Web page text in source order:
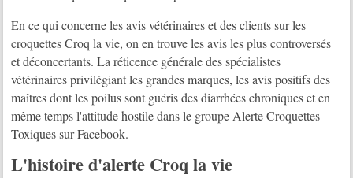
En ce qui concerne les avis vétérinaires et des clients sur les
croquettes Croq la vie, on en trouve les avis les plus controversés
et déconcertants. La réticence générale des spécialistes
vétérinaires privilégiant les grandes marques, les avis positifs des
maîtres dont les poilus sont guéris des diarrhées chroniques et en
même temps l'attitude hostile dans le groupe Alerte Croquettes
Toxiques sur Facebook.
L'histoire d'alerte Croq la vie